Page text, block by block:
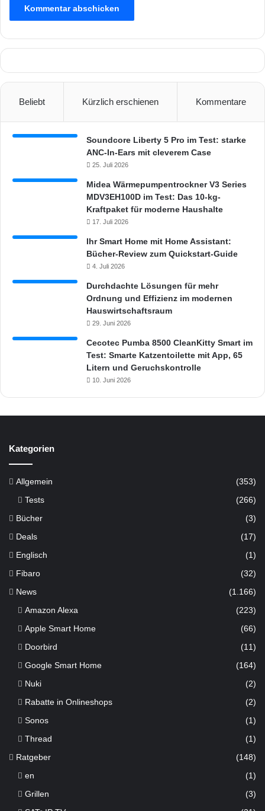
a
t
r
h
t
Beliebt Kürzlich erschienen Kommentare
Soundcore Liberty 5 Pro im Test: starke
ANC-In-Ears mit cleverem Case
25. Juli 2026
Midea Wärmepumpentrockner V3 Series
MDV3EH100D im Test: Das 10-kg-
Kraftpaket für moderne Haushalte
17. Juli 2026
Ihr Smart Home mit Home Assistant:
Bücher-Review zum Quickstart-Guide
4. Juli 2026
Durchdachte Lösungen für mehr
Ordnung und Effizienz im modernen
Hauswirtschaftsraum
29. Juni 2026
Cecotec Pumba 8500 CleanKitty Smart im
Test: Smarte Katzentoilette mit App, 65
Litern und Geruchskontrolle
10. Juni 2026
Kategorien
Allgemein (353)
Tests (266)
Bücher (3)
Deals (17)
Englisch (1)
Fibaro (32)
News (1.166)
Amazon Alexa
(223)
Apple Smart Home
(66)
Doorbird
(11)
Google Smart Home
(164)
Nuki
(2)
Rabatte in Onlineshops
(2)
Sonos
(1)
Thread
(1)
Ratgeber (148)
en
(1)
Grillen
(3)